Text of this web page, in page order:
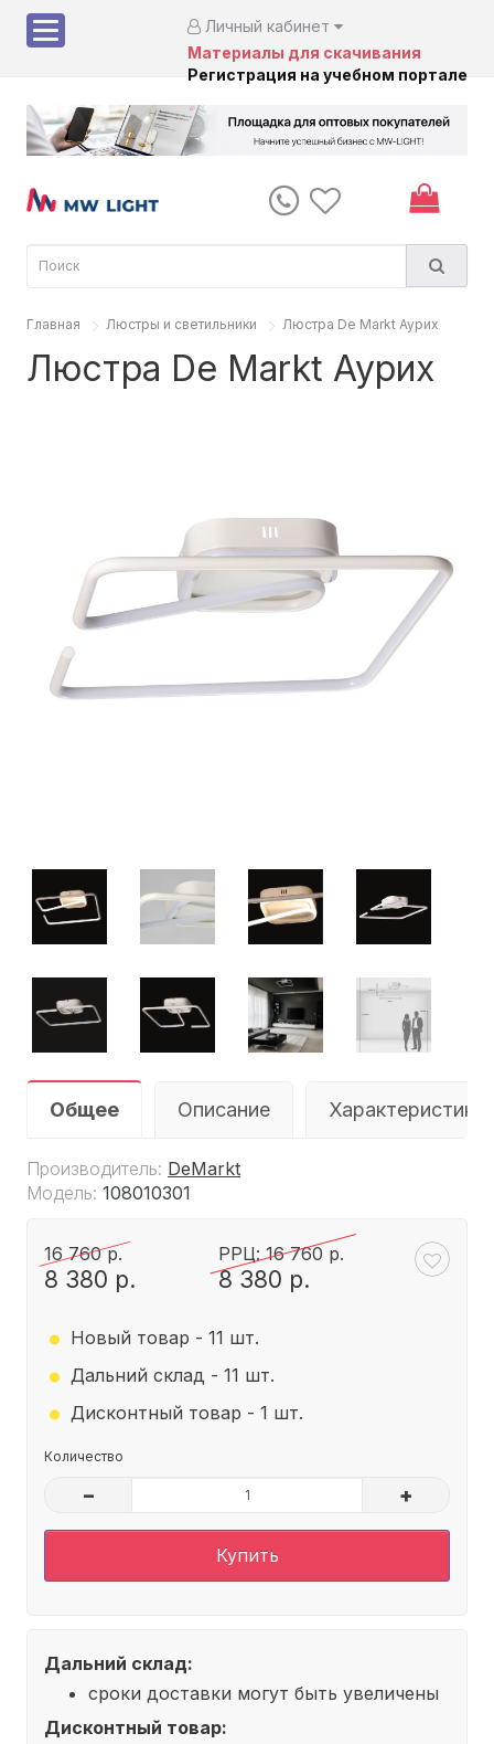
Личный кабинет
Материалы для скачивания
Регистрация на учебном портале
Главная Люстры и светильники Люстра De Markt Аурих
Люстра De Markt Аурих
Общее Описание Характеристики
Производитель: DeMarkt
Модель: 108010301
16 760 р.
8 380 р.
РРЦ: 16 760 р.
8 380 р.
. Новый товар - 11 шт.
. Дальний склад - 11 шт.
. Дисконтный товар - 1 шт.
Количество
– +
Купить
Дальний склад:
сроки доставки могут быть увеличены
Дисконтный товар: